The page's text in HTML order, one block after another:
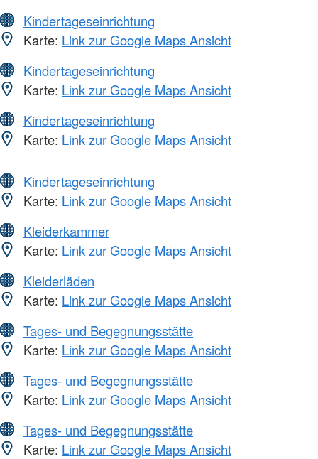
Kindertageseinrichtung
Karte: Link zur Google Maps Ansicht
Kindertageseinrichtung
Karte: Link zur Google Maps Ansicht
Kindertageseinrichtung
Karte: Link zur Google Maps Ansicht
Kindertageseinrichtung
Karte: Link zur Google Maps Ansicht
Kleiderkammer
Karte: Link zur Google Maps Ansicht
Kleiderläden
Karte: Link zur Google Maps Ansicht
Tages- und Begegnungsstätte
Karte: Link zur Google Maps Ansicht
Tages- und Begegnungsstätte
Karte: Link zur Google Maps Ansicht
Tages- und Begegnungsstätte
Karte: Link zur Google Maps Ansicht